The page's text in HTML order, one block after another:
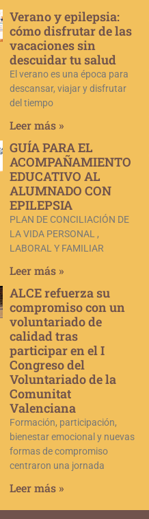
Verano y epilepsia:
cómo disfrutar de las
vacaciones sin
descuidar tu salud
El verano es una época para
descansar, viajar y disfrutar
del tiempo
Leer más »
GUÍA PARA EL
ACOMPAÑAMIENTO
EDUCATIVO AL
ALUMNADO CON
EPILEPSIA
PLAN DE CONCILIACIÓN DE
LA VIDA PERSONAL ,
LABORAL Y FAMILIAR
Leer más »
ALCE refuerza su
compromiso con un
voluntariado de
calidad tras
participar en el I
Congreso del
Voluntariado de la
Comunitat
Valenciana
Formación, participación,
bienestar emocional y nuevas
formas de compromiso
centraron una jornada
Leer más »